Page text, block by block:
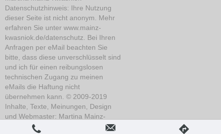
Datenschutzhinweis: Ihre Nutzung
dieser Seite ist nicht anonym. Mehr
erfahren Sie unter www.mainz-
kwasniok.de/datenschutz. Bei Ihren
Anfragen per eMail beachten Sie
bitte, dass diese unverschlüsselt sind
und ich für einen reibungslosen
technischen Zugang zu meinen
eMails die Haftung nicht
übernehmen kann. © 2009-2019
Inhalte, Texte, Meinungen, Design
und Webmaster: Martina Mainz-
Kwasniok. Grafiken: Gabi Hoff, DAV,